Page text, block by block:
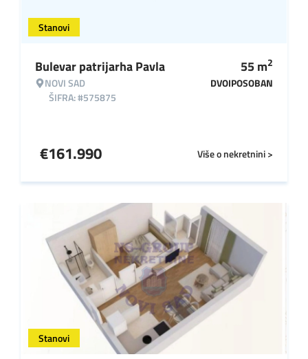
Stanovi
Bulevar patrijarha Pavla
NOVI SAD
ŠIFRA: #575875
55m2
DVOIPOSOBAN
Više o nekretnini >
€161.990
Stanovi